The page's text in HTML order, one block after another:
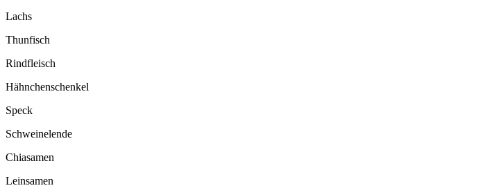
Lachs
Thunfisch
Rindfleisch
Hähnchenschenkel
Speck
Schweinelende
Chiasamen
Leinsamen